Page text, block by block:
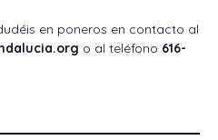
en poneros en contacto al
o al teléfono 616-